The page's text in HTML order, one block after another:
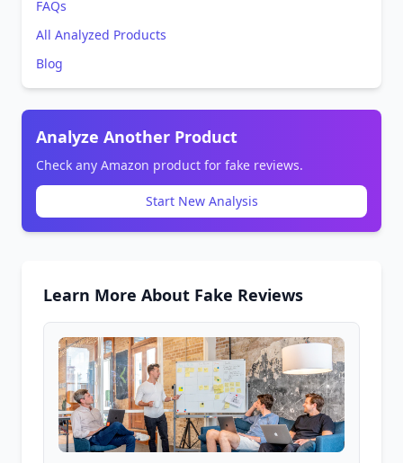
FAQs
All Analyzed Products
Blog
Analyze Another Product
Check any Amazon product for fake reviews.
Start New Analysis
Learn More About Fake Reviews